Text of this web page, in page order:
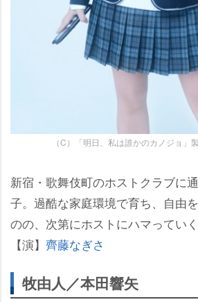
（C）「明日、私は誰かのカノジョ」
新宿・歌舞伎町のホストクラブに
子。過酷な家庭環境で育ち、自由
のの、次第にホストにハマっていく
【演】 齊藤なぎさ
牧由人／本田響矢